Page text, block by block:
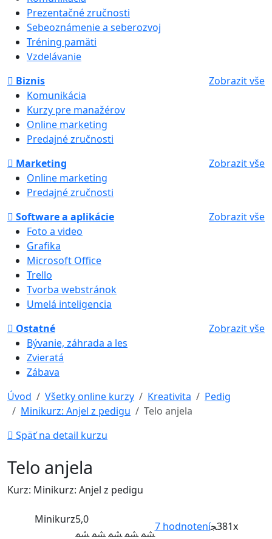
Prezentačné zručnosti
Sebeoznámenie a seberozvoj
Tréning pamäti
Vzdelávanie
Biznis
Zobrazit vše
Komunikácia
Kurzy pre manažérov
Online marketing
Predajné zručnosti
Marketing
Zobrazit vše
Online marketing
Predajné zručnosti
Software a aplikácie
Zobrazit vše
Foto a video
Grafika
Microsoft Office
Trello
Tvorba webstránok
Umelá inteligencia
Ostatné
Zobrazit vše
Bývanie, záhrada a les
Zvieratá
Zábava
Úvod
Všetky online kurzy Kreativita
Pedig
Minikurz: Anjel z pedigu
Telo anjela
Späť na detail kurzu
Telo anjela
Kurz: Minikurz: Anjel z pedigu
Minikurz5,0
7hodnotení 381x